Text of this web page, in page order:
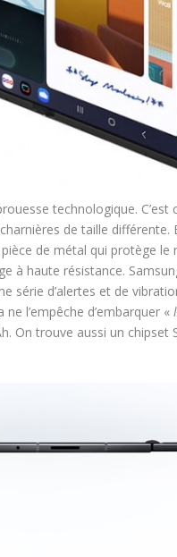
technologique.
de taille
de métal qui protège
à haute résistance.
série d’alertes et de
ne l’empêche d’embarquer «
On trouve aussi un